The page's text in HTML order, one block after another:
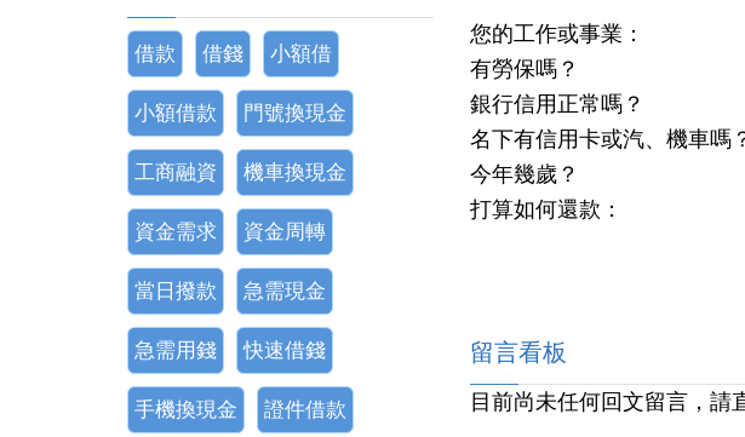
借款 借錢 小額借
小額借款 門號換現金
工商融資 機車換現金
資金需求 資金周轉
當日撥款 急需現金
急需用錢 快速借錢
手機換現金 證件借款
您的工作或事業：
有勞保嗎？
銀行信用正常嗎？
名下有信用卡或汽、機車嗎
今年幾歲？
打算如何還款：
留言看板
目前尚未任何回文留言，請